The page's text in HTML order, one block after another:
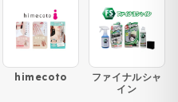
himecoto
ファイナルシャ
イン